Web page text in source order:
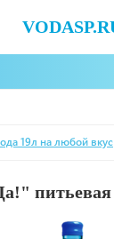
19л на любой вкус
питьевая